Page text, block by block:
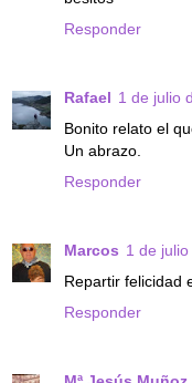
Responder
Rafael 1 de julio
Bonito relato el
Un abrazo.
Responder
Marcos 1 de
Repartir felicidad
Responder